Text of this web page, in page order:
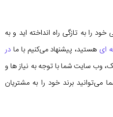
را به تازگی راه انداخته اید و به
ای هستید، پیشنهاد می‌کنیم با ما در
وب سایت شما با توجه به نیاز ها و
برند خود را به مشتریان